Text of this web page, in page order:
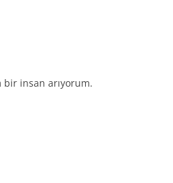
insan arıyorum.